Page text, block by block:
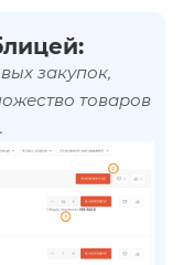
закупок,
товаров